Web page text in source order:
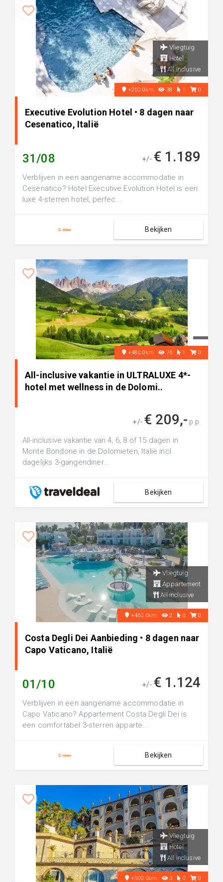
Vliegtuig
Hotel
All inclusive
+260.0km 38 1 0
Executive Evolution Hotel • 8 dagen naar
Cesenatico, Italië
31/08 +/- € 1.189
Verblijven in een aangename accommodatie in
Cesenatico? Hotel Executive Evolution Hotel is een
luxe 4-sterren hotel, perfec...
Bekijken
+480.0km 76 1 0
All-inclusive vakantie in ULTRALUXE 4*-
hotel met wellness in de Dolomi..
+/- € 209,- p.p.
All-inclusive vakantie van 4, 6, 8 of 15 dagen in
Monte Bondone in de Dolomieten, Italië incl.
dagelijks 3-gangendiner...
Bekijken
Vliegtuig
Appartement
All inclusive
+460.0km 2 0 0
Costa Degli Dei Aanbieding • 8 dagen naar
Capo Vaticano, Italië
01/10 +/- € 1.124
Verblijven in een aangename accommodatie in
Capo Vaticano? Appartement Costa Degli Dei is
een comfortabel 3-sterren apparte...
Bekijken
Vliegtuig
Hotel
All inclusive
+500.0km 3 0 0